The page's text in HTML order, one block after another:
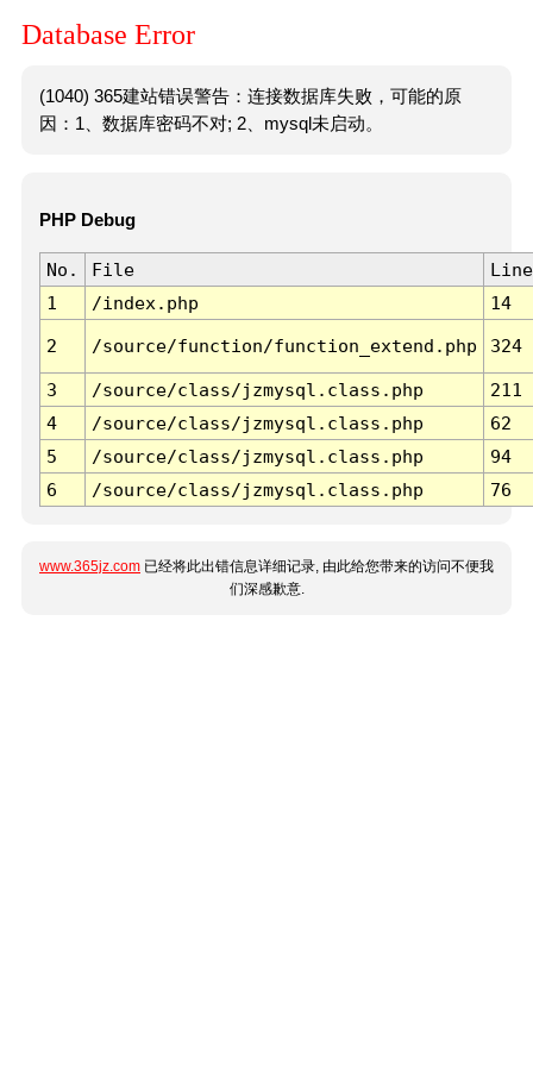
Database Error
(1040) 365建站错误警告：连接数据库失败，可能的原
因：1、数据库密码不对; 2、mysql未启动。
PHP Debug
No. File
Line
1
/index.php 14
2 /source/function/function_extend.php 324
3 /source/class/jzmysql.class.php
211
4
/source/class/jzmysql.class.php
62
5
/source/class/jzmysql.class.php
94
6
/source/class/jzmysql.class.php 76
www.365jz.com 已经将此出错信息详细记录, 由此给您带来的访问不便我
们深感歉意.